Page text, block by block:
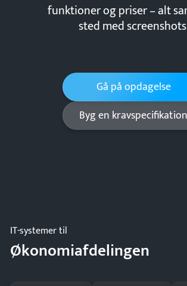
funktioner og priser – alt
sted med
Gå på opdagelse
Byg en kravspecifikation
IT-systemer til
Økonomiafdelingen